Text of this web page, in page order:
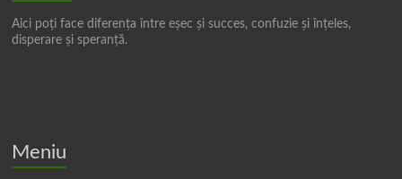
Aici poți face diferența între eșec și succes, confuzie și înțeles,
disperare și speranță.
Meniu